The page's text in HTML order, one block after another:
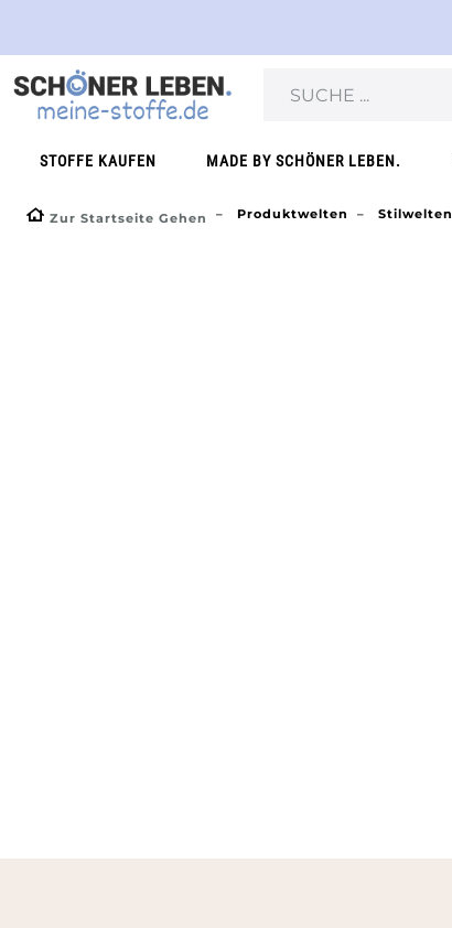
STOFFE KAUFEN MADE BY SCHÖNER LEBEN.
Zur Startseite Gehen Produktwelten Stilwelten